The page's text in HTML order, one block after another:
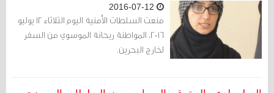
منعت السلطات الأمنية اليوم الثلاثاء 12 يوليو
2016، المواطنة ريحانة الموسوي من السفر
لخارج البحرين.